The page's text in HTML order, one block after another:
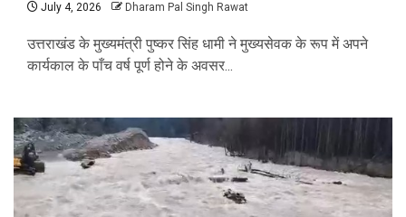
July 4, 2026 Dharam Pal Singh Rawat
उत्तराखंड के मुख्यमंत्री पुष्कर सिंह धामी ने मुख्यसेवक के रूप में अपने
कार्यकाल के पाँच वर्ष पूर्ण होने के अवसर...